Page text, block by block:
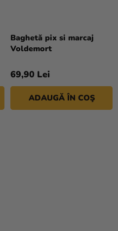
Baghetă pix si marcaj
Voldemort
69,90 Lei
ADAUGĂ ÎN COŞ